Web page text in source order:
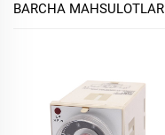
BARCHA MAHSULOTLAR